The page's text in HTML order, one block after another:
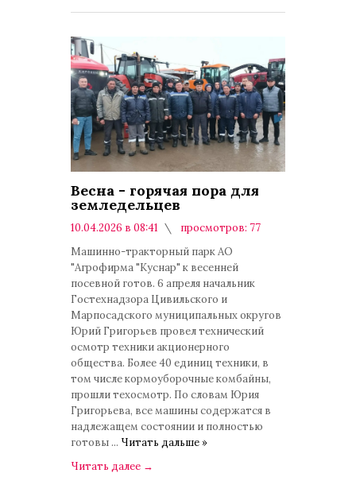
Весна - горячая пора для
земледельцев
10.04.2026 в 08:41
просмотров: 77
Машинно-тракторный парк АО
"Агрофирма "Куснар" к весенней
посевной готов. 6 апреля начальник
Гостехнадзора Цивильского и
Марпосадского муниципальных округов
Юрий Григорьев провел технический
осмотр техники акционерного
общества. Более 40 единиц техники, в
том числе кормоуборочные комбайны,
прошли техосмотр. По словам Юрия
Григорьева, все машины содержатся в
надлежащем состоянии и полностью
готовы ... Читать дальше »
Читать далее →